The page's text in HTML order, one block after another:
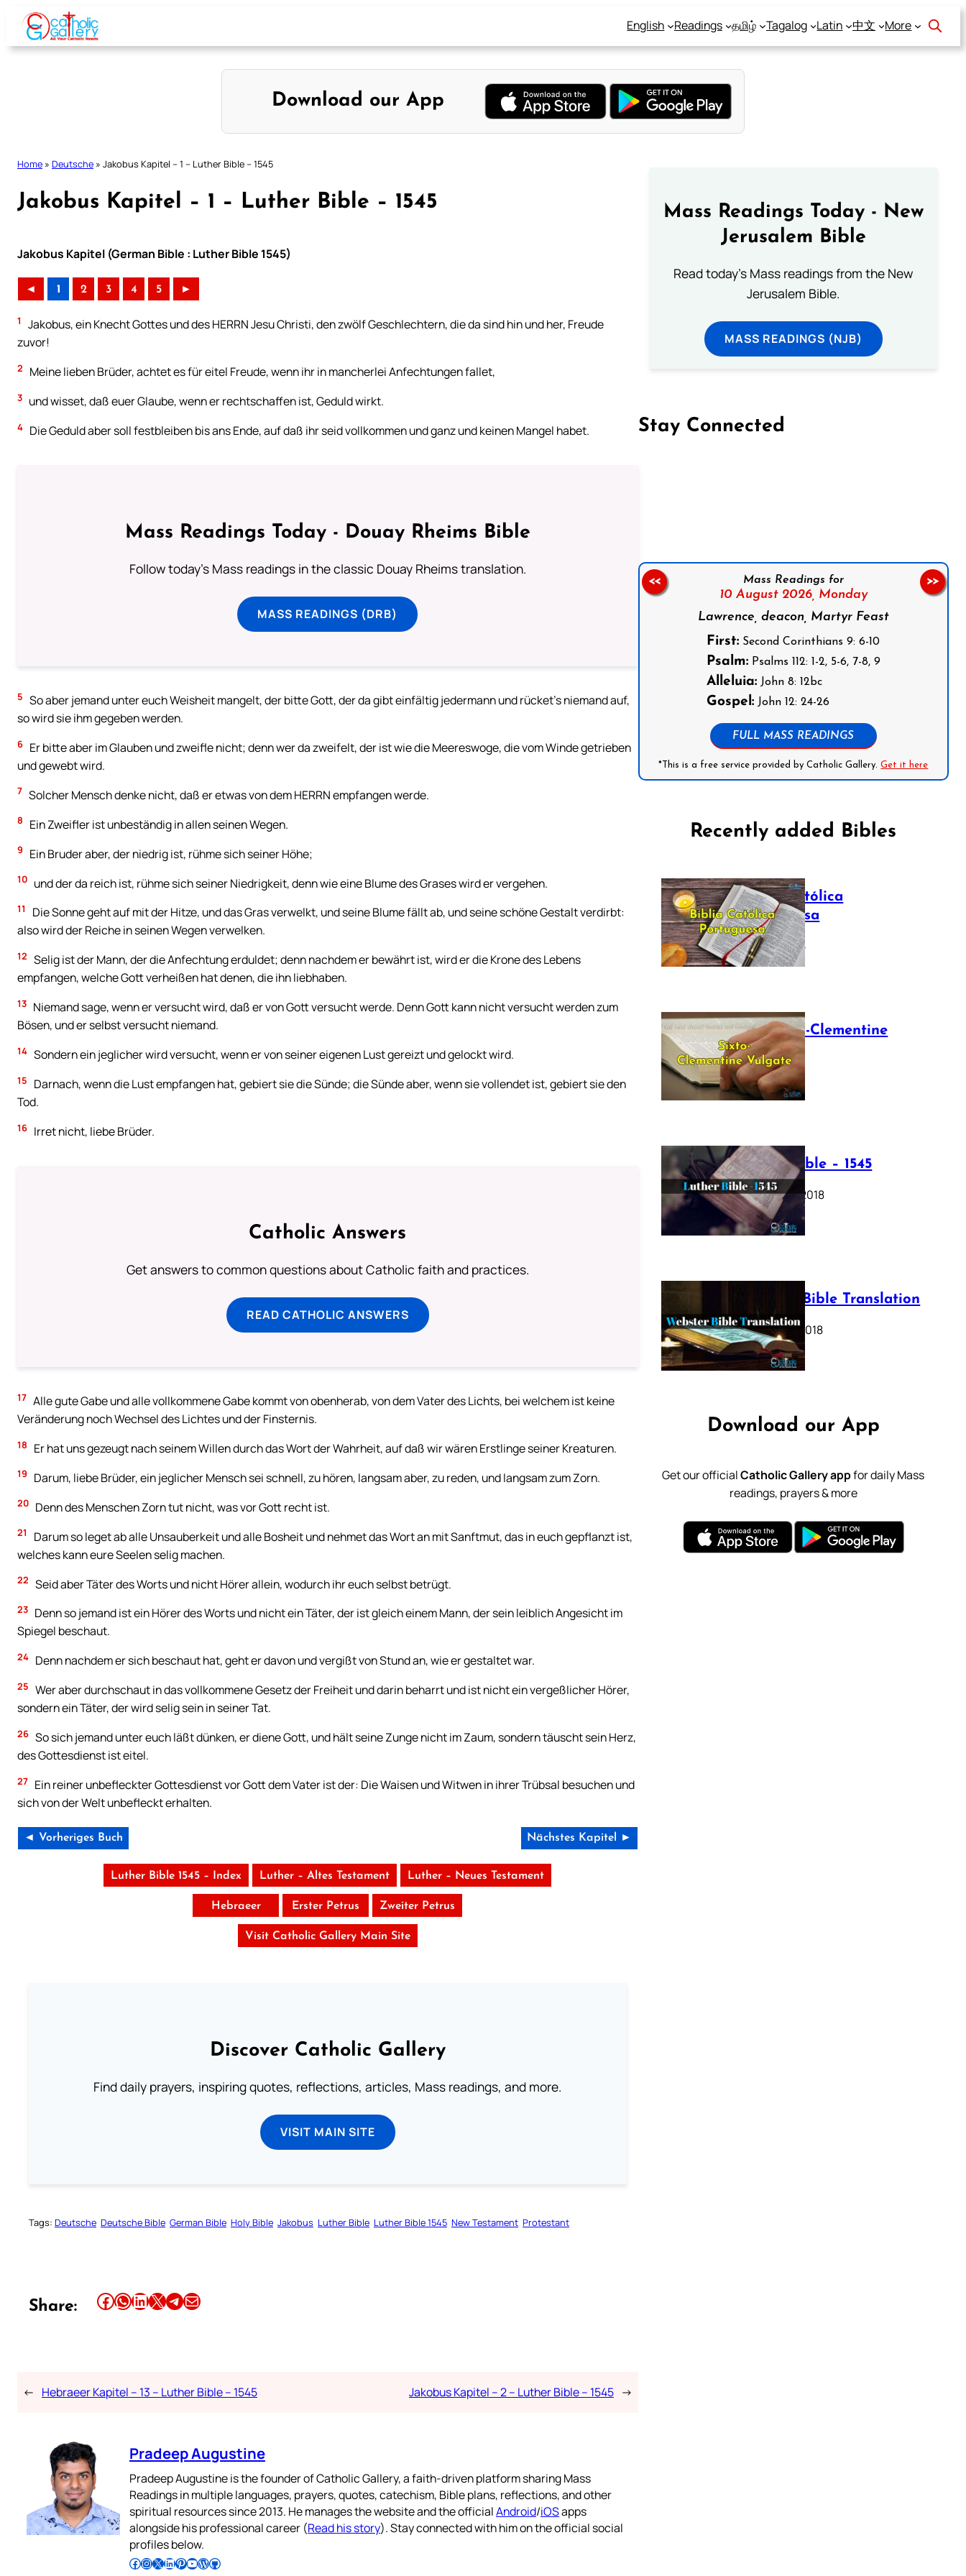
Skip
content
English Readings தமிழ் Tagalog Latin 中文 More
Download our App
Home » Deutsche » Jakobus Kapitel – 1 – Luther Bible – 1545
Jakobus Kapitel – 1 – Luther Bible – 1545
Jakobus Kapitel (German Bible : Luther Bible 1545)
◄ 1 2 3 4 5 ►
1
Jakobus, ein Knecht Gottes und des HERRN Jesu Christi, den zwölf Geschlechtern, die da sind hin und her, Freude
zuvor!
2 Meine lieben Brüder, achtet es für eitel Freude, wenn ihr in mancherlei Anfechtungen fallet,
3 und wisset, daß euer Glaube, wenn er rechtschaffen ist, Geduld wirkt.
4 Die Geduld aber soll festbleiben bis ans Ende, auf daß ihr seid vollkommen und ganz und keinen Mangel habet.
Mass Readings Today - Douay Rheims Bible
Follow today's Mass readings in the classic Douay Rheims translation.
MASS READINGS (DRB)
5 So aber jemand unter euch Weisheit mangelt, der bitte Gott, der da gibt einfältig jedermann und rücket’s niemand auf,
so wird sie ihm gegeben werden.
6 Er bitte aber im Glauben und zweifle nicht; denn wer da zweifelt, der ist wie die Meereswoge, die vom Winde getrieben
und gewebt wird.
7 Solcher Mensch denke nicht, daß er etwas von dem HERRN empfangen werde.
8 Ein Zweifler ist unbeständig in allen seinen Wegen.
9 Ein Bruder aber, der niedrig ist, rühme sich seiner Höhe;
10 und der da reich ist, rühme sich seiner Niedrigkeit, denn wie eine Blume des Grases wird er vergehen.
11
Die Sonne geht auf mit der Hitze, und das Gras verwelkt, und seine Blume fällt ab, und seine schöne Gestalt verdirbt:
also wird der Reiche in seinen Wegen verwelken.
12 Selig ist der Mann, der die Anfechtung erduldet; denn nachdem er bewährt ist, wird er die Krone des Lebens
empfangen, welche Gott verheißen hat denen, die ihn liebhaben.
13 Niemand sage, wenn er versucht wird, daß er von Gott versucht werde. Denn Gott kann nicht versucht werden zum
Bösen, und er selbst versucht niemand.
14 Sondern ein jeglicher wird versucht, wenn er von seiner eigenen Lust gereizt und gelockt wird.
15
Darnach, wenn die Lust empfangen hat, gebiert sie die Sünde; die Sünde aber, wenn sie vollendet ist, gebiert sie den
Tod.
16 Irret nicht, liebe Brüder.
Catholic Answers
Get answers to common questions about Catholic faith and practices.
READ CATHOLIC ANSWERS
17 Alle gute Gabe und alle vollkommene Gabe kommt von obenherab, von dem Vater des Lichts, bei welchem ist keine
Veränderung noch Wechsel des Lichtes und der Finsternis.
18 Er hat uns gezeugt nach seinem Willen durch das Wort der Wahrheit, auf daß wir wären Erstlinge seiner Kreaturen.
19 Darum, liebe Brüder, ein jeglicher Mensch sei schnell, zu hören, langsam aber, zu reden, und langsam zum Zorn.
20 Denn des Menschen Zorn tut nicht, was vor Gott recht ist.
21
Darum so leget ab alle Unsauberkeit und alle Bosheit und nehmet das Wort an mit Sanftmut, das in euch gepflanzt ist,
welches kann eure Seelen selig machen.
22 Seid aber Täter des Worts und nicht Hörer allein, wodurch ihr euch selbst betrügt.
23 Denn so jemand ist ein Hörer des Worts und nicht ein Täter, der ist gleich einem Mann, der sein leiblich Angesicht im
Spiegel beschaut.
24 Denn nachdem er sich beschaut hat, geht er davon und vergißt von Stund an, wie er gestaltet war.
25 Wer aber durchschaut in das vollkommene Gesetz der Freiheit und darin beharrt und ist nicht ein vergeßlicher Hörer,
sondern ein Täter, der wird selig sein in seiner Tat.
26 So sich jemand unter euch läßt dünken, er diene Gott, und hält seine Zunge nicht im Zaum, sondern täuscht sein Herz,
des Gottesdienst ist eitel.
27 Ein reiner unbefleckter Gottesdienst vor Gott dem Vater ist der: Die Waisen und Witwen in ihrer Trübsal besuchen und
sich von der Welt unbefleckt erhalten.
◄ Vorheriges Buch Nächstes Kapitel ►
Luther Bible 1545 – Index Luther – Altes Testament Luther – Neues Testament
Hebraeer Erster Petrus Zweiter Petrus
Visit Catholic Gallery Main Site
Discover Catholic Gallery
Find daily prayers, inspiring quotes, reflections, articles, Mass readings, and more.
VISIT MAIN SITE
Tags: Deutsche Deutsche Bible German Bible Holy Bible Jakobus Luther Bible Luther Bible 1545 New Testament Protestant
Share: Share this article on Facebook Share this article on WhatsApp Share this article on LinkedIn Share this article on X Share this article on TelegramEmail this Article
← Hebraeer Kapitel – 13 – Luther Bible – 1545 Jakobus Kapitel – 2 – Luther Bible – 1545 →
Pradeep Augustine
Pradeep Augustine is the founder of Catholic Gallery, a faith-driven platform sharing Mass
Readings in multiple languages, prayers, quotes, catechism, Bible plans, reflections, and other
spiritual resources since 2013. He manages the website and the officialAndroid/iOSapps
alongside his professional career (Read his story). Stay connected with him on the official social
profiles below.
Follow Pradeep on Facebook Follow Pradeep on InstagramFollow Pradeep on X Follow Pradeep on LinkedIn Follow Pradeep on Pinterest Subscribe to Pradeep’s Youtube Channel Follow Pradeep on WordPress Follow Pradeep on GitHub
Mass Readings Today - New
Jerusalem Bible
Read today's Mass readings from the New
Jerusalem Bible.
MASS READINGS (NJB)
Stay Connected
Mass Readings for
10 August 2026, Monday
Lawrence, deacon, Martyr Feast
First:Second Corinthians 9: 6-10
Psalm:Psalms 112: 1-2, 5-6, 7-8, 9
Alleluia:John 8: 12bc
Gospel:John 12: 24-26
FULL MASS READINGS
*This is a free service provided by Catholic Gallery.Get it here
<< >>
Recently added Bibles
Bíblia Católica
Portuguesa
July 16, 2025
The Sixto-Clementine
Vulgate
July 12, 2025
Luther Bible – 1545
October 17, 2018
Webster Bible Translation
October 11, 2018
Download our App
Get our officialCatholic Gallery appfor daily Mass
readings, prayers & more